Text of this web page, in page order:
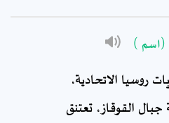
(اسم )
روسيا الاتحادية،
القوقاز، تعتنق